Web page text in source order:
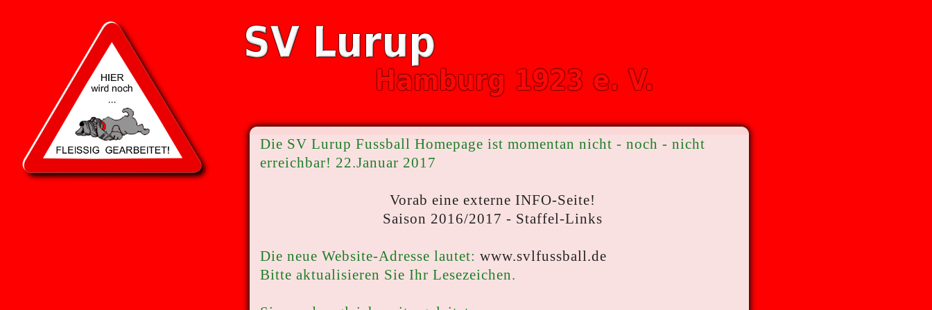
Die SV Lurup Fussball Homepage ist momentan nicht - noch - nicht
erreichbar! 22.Januar 2017
Vorab eine externe INFO-Seite!
Saison 2016/2017 - Staffel-Links
Die neue Website-Adresse lautet: www.svlfussball.de
Bitte aktualisieren Sie Ihr Lesezeichen.